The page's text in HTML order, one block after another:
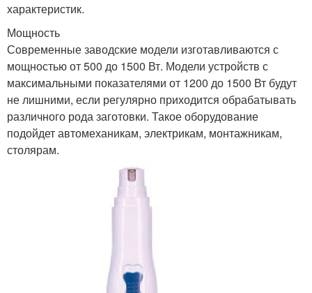
характеристик.
Мощность
Современные заводские модели изготавливаются с
мощностью от 500 до 1500 Вт. Модели устройств с
максимальными показателями от 1200 до 1500 Вт будут
не лишними, если регулярно приходится обрабатывать
различного рода заготовки. Такое оборудование
подойдет автомеханикам, электрикам, монтажникам,
столярам.